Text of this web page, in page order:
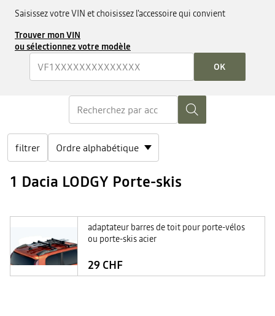
Saisissez votre VIN et choisissez l'accessoire qui convient
Trouver mon VIN
ou sélectionnez votre modèle
OK
filtrer
1 Dacia LODGY Porte-skis
adaptateur barres de toit pour porte-vélos
ou porte-skis acier
29 CHF